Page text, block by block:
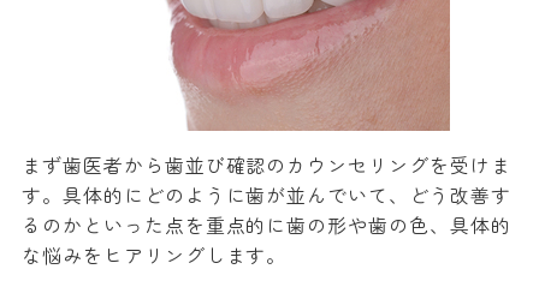
まず歯医者から歯並び確認のカウンセリングを受けま
す。具体的にどのように歯が並んでいて、どう改善す
るのかといった点を重点的に歯の形や歯の色、具体的
な悩みをヒアリングします。